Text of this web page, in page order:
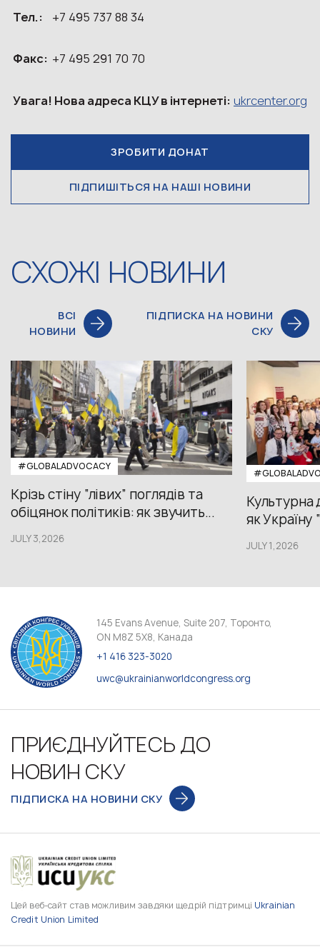
Тел.: +7 495 737 88 34
Факс: +7 495 291 70 70
Увага! Нова адреса КЦУ в інтернеті: ukrcenter.org
ЗРОБИТИ ДОНАТ
ПІДПИШІТЬСЯ НА НАШІ НОВИНИ
СХОЖІ НОВИНИ
ВСІ
НОВИНИ
ПІДПИСКА НА НОВИНИ
СКУ
#GLOBALADVOCACY
Крізь стіну “лівих” поглядів та
обіцянок політиків: як звучить...
JULY 3,2026
Культурна
як
JULY 1,2026
145 Evans Avenue, Suite 207, Торонто,
ON M8Z 5X8, Канада
+1 416 323-3020
uwc@ukrainianworldcongress.org
ПРИЄДНУЙТЕСЬ ДО
НОВИН СКУ
ПІДПИСКА НА НОВИНИ СКУ
Цей веб-сайт став можливим завдяки щедрій підтримці Ukrainian
Credit Union Limited